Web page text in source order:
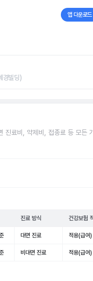
앱 다운로드
경빌딩)
진료비, 약제비, 접종료 등 모든
진료 방식 건강보험
대면 진료 적용(급여)
비대면 진료 적용(급여)